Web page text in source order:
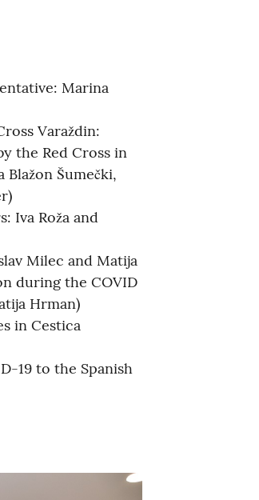
Marina
Varaždin:
the Red Cross in
Šumečki,
Iva Roža and
Milec and Matija
during the COVID
Hrman)
in Cestica
19 to the Spanish